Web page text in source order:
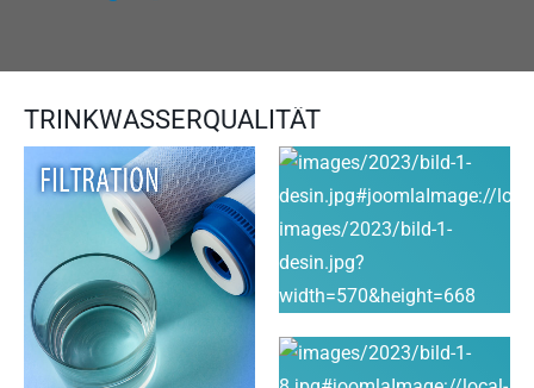
TRINKWASSERQUALITÄT